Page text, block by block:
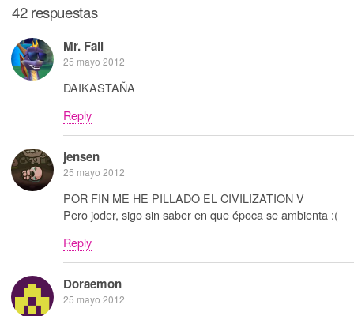
42 respuestas
Mr. Fail
25 mayo 2012
DAIKASTAÑA
Reply
jensen
25 mayo 2012
POR FIN ME HE PILLADO EL CIVILIZATION V
Pero joder, sigo sin saber en que época se ambienta :(
Reply
Doraemon
25 mayo 2012